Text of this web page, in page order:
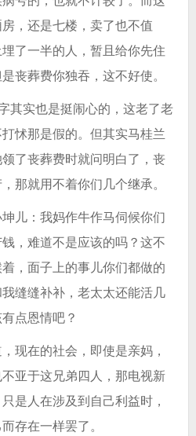
，还是七楼，卖了也不值
了一半的人，暂且给你先住
丧葬费你独吞，这不好使。
其实也是挺闹心的，这老了老
怵那是假的。但其实马桂兰
了丧葬费时就问明白了，丧
那就用不着你们几个继承。
儿：我妈作牛作马伺候你们
，难道不是应该的吗？这不
，面子上的事儿你们都做的
缝缝补补，老太太还能活几
点恩情吧？
现在的社会，即使是亲妈，
亚于这兄弟四人，那电视新
是人在涉及到自己利益时，
存在一样罢了。